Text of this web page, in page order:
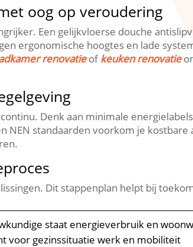
oog op veroudering
Een gelijkvloerse douche
ergonomische hoogtes en lade
renovatieofkeuken renovatie
Denk aan minimale
NEN standaarden voorkom je
Dit stappenplan helpt bij
staat energieverbruik en
voor gezinssituatie werk en mobiliteit